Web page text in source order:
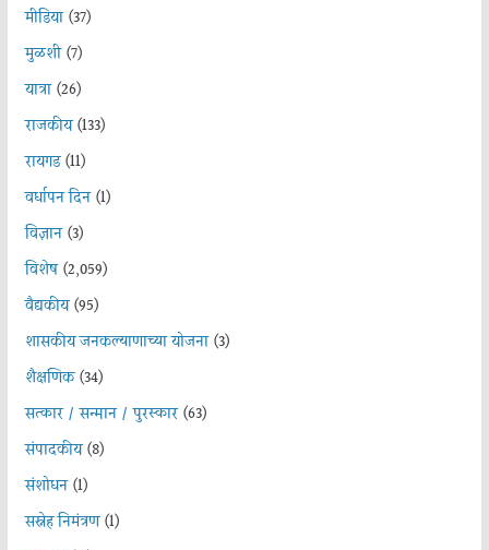
मीडिया(37)
मुळशी(7)
यात्रा(26)
राजकीय(133)
रायगड(11)
वर्धापन दिन(1)
विज्ञान(3)
विशेष(2,059)
वैद्यकीय(95)
शासकीय जनकल्याणाच्या योजना(3)
शैक्षणिक(34)
सत्कार / सन्मान / पुरस्कार(63)
संपादकीय(8)
संशोधन(1)
सस्नेह निमंत्रण(1)